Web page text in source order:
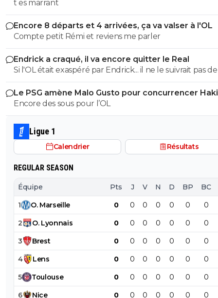
t es marrant
Encore 8 départs et 4 arrivées, ça va valser à l'OL
Compte petit Rémi et reviens me parler
Endrick a craqué, il va encore quitter le Real
Si l'OL était exaspéré par Endrick... il ne le suivrait pas
près. Bref... Quand l'équipe sera complète... ce sera beaucoup
mieux.
Le PSG amène Malo Gusto pour concurrencer
Encore des sous pour l’OL
Ligue 1
Calendrier Résultats
REGULAR SEASON
Équipe Pts J V N D BP BC
1 O. Marseille 0 0 0 0 0 0 0
2 O. Lyonnais 0 0 0 0 0 0 0
3 Brest 0 0 0 0 0 0 0
4 Lens 0 0 0 0 0 0 0
5 Toulouse 0 0 0 0 0 0 0
6 Nice 0 0 0 0 0 0 0